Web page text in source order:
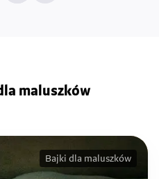
maluszków
Bajki dla maluszków